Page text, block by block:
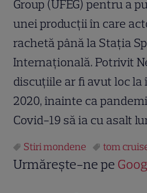
Group (UFEG) pentru a
unei producții în care
rachetă până la Stația
Internațională. Potrivit
discuțiile ar fi avut loc
2020, înainte ca
Covid-19 să ia cu asalt
Stiri mondene tom
Urmărește-ne pe